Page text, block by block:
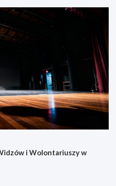
i Wolontariuszy w